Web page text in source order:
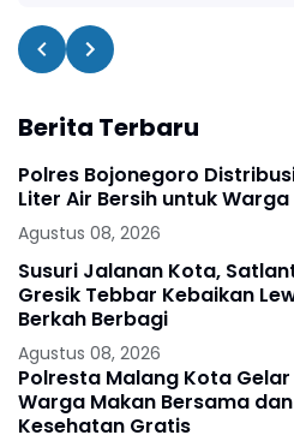
Berita Terbaru
Polres Bojonegoro
Liter Air Bersih untuk
Agustus 08, 2026
Susuri Jalanan Kota,
Gresik Tebbar Kebaikan
Berkah Berbagi
Agustus 08, 2026
Polresta Malang Kota Gelar
Warga Makan Bersama
Kesehatan Gratis